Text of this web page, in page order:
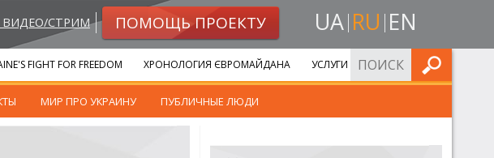
СТРИМ ПОМОЩЬ ПРОЕКТУ UA RU EN
МИР ПРО УКРАИНУ ПУБЛИЧНЫЕ ЛЮДИ
FIGHT FOR FREEDOM ХРОНОЛОГИЯ ЄВРОМАЙДАНА УСЛУГИ ИСКАТЬ